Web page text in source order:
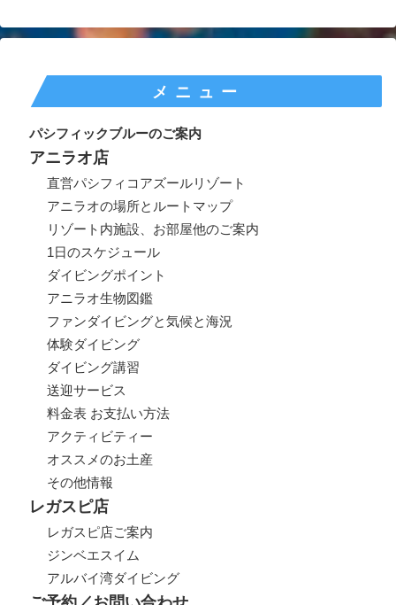
メニュー
パシフィックブルーのご案内
アニラオ店
直営パシフィコアズールリゾート
アニラオの場所とルートマップ
リゾート内施設、お部屋他のご案内
1日のスケジュール
ダイビングポイント
アニラオ生物図鑑
ファンダイビングと気候と海況
体験ダイビング
ダイビング講習
送迎サービス
料金表 お支払い方法
アクティビティー
オススメのお土産
その他情報
レガスピ店
レガスピ店ご案内
ジンベエスイム
アルバイ湾ダイビング